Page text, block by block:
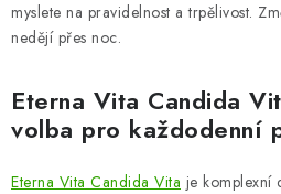
myslete na pravidelnost a trpělivost.
nedějí přes noc.
Eterna Vita Candida
volba pro každodenní
Eterna Vita Candida Vita je komplexní